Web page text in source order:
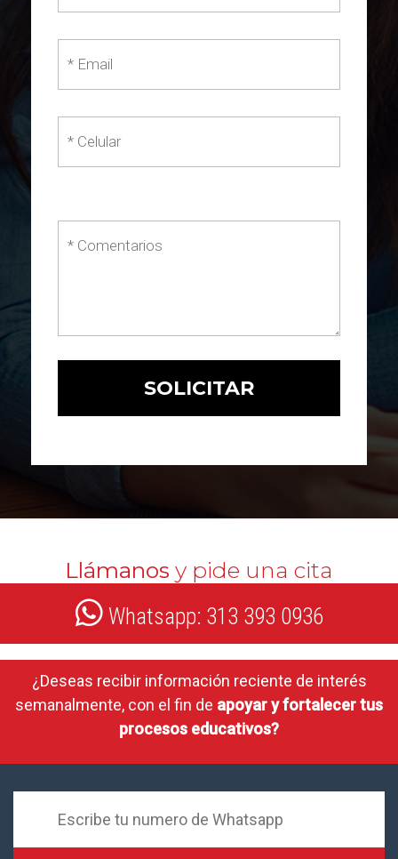
Llámanos y pide una cita
Whatsapp: 313 393 0936
¿Deseas recibir información reciente de interés
semanalmente, con el fin de apoyar y fortalecer tus
procesos educativos?